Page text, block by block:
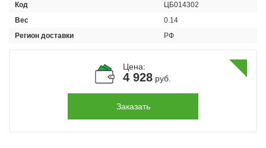
+7 (4162) 22–95–69
Код
ЦБ014302
Вес
0.14
Регион доставки
РФ
Цена:
4 928 руб.
Заказать